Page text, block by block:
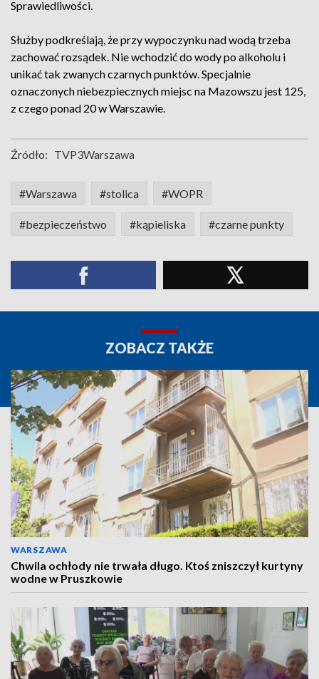
Sprawiedliwości.
Służby podkreślają, że przy wypoczynku nad wodą trzeba
zachować rozsądek. Nie wchodzić do wody po alkoholu i
unikać tak zwanych czarnych punktów. Specjalnie
oznaczonych niebezpiecznych miejsc na Mazowszu jest 125,
z czego ponad 20 w Warszawie.
Źródło: TVP3Warszawa
#Warszawa #stolica #WOPR
#bezpieczeństwo #kąpieliska #czarne punkty
ZOBACZ TAKŻE
WARSZAWA
Chwila ochłody nie trwała długo. Ktoś zniszczył kurtyny
wodne w Pruszkowie